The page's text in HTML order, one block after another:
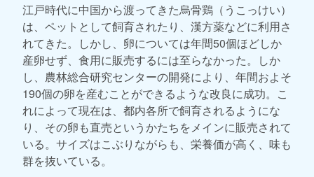
江戸時代に中国から渡ってきた烏骨鶏（うこっけい）
は、ペットとして飼育されたり、漢方薬などに利用さ
れてきた。しかし、卵については年間50個ほどしか
産卵せず、食用に販売するには至らなかった。しか
し、農林総合研究センターの開発により、年間およそ
190個の卵を産むことができるような改良に成功。こ
れによって現在は、都内各所で飼育されるようにな
り、その卵も直売というかたちをメインに販売されて
いる。サイズはこぶりながらも、栄養価が高く、味も
群を抜いている。